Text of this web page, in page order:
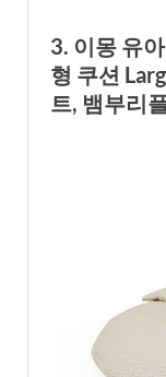
3. 이몽 유
형 쿠션
트, 뱀부리